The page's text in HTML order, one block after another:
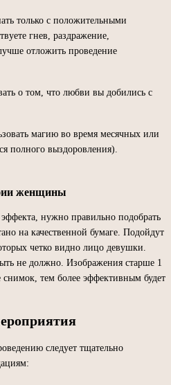
только с положительными
гнев, раздражение,
отложить проведение
о том, что любви вы добились с
магию во время месячных или
полного выздоровления).
женщины
нужно правильно подобрать
на качественной бумаге. Подойдут
четко видно лицо девушки.
не должно. Изображения старше 1
тем более эффективным будет
следует тщательно